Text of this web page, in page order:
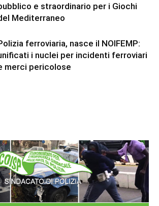
e straordinario per i Giochi
Mediterraneo
ferroviaria, nasce il NOIFEMP:
i nuclei per incidenti ferroviari
merci pericolose